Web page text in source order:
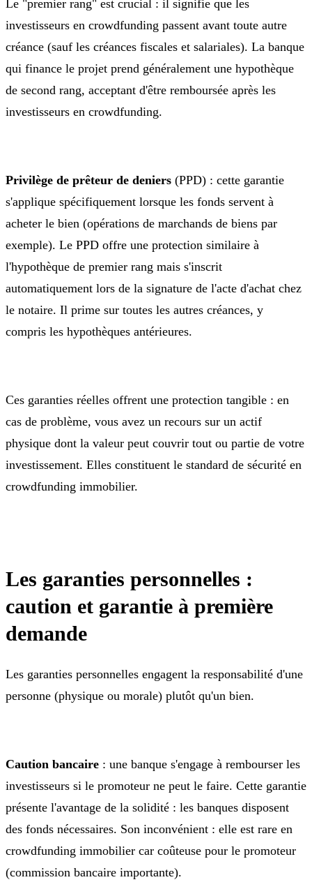
Le "premier rang" est crucial : il signifie que les
investisseurs en crowdfunding passent avant toute autre
créance (sauf les créances fiscales et salariales). La banque
qui finance le projet prend généralement une hypothèque
de second rang, acceptant d'être remboursée après les
investisseurs en crowdfunding.
Privilège de prêteur de deniers (PPD) : cette garantie
s'applique spécifiquement lorsque les fonds servent à
acheter le bien (opérations de marchands de biens par
exemple). Le PPD offre une protection similaire à
l'hypothèque de premier rang mais s'inscrit
automatiquement lors de la signature de l'acte d'achat chez
le notaire. Il prime sur toutes les autres créances, y
compris les hypothèques antérieures.
Ces garanties réelles offrent une protection tangible : en
cas de problème, vous avez un recours sur un actif
physique dont la valeur peut couvrir tout ou partie de votre
investissement. Elles constituent le standard de sécurité en
crowdfunding immobilier.
Les garanties personnelles :
caution et garantie à première
demande
Les garanties personnelles engagent la responsabilité d'une
personne (physique ou morale) plutôt qu'un bien.
Caution bancaire : une banque s'engage à rembourser les
investisseurs si le promoteur ne peut le faire. Cette garantie
présente l'avantage de la solidité : les banques disposent
des fonds nécessaires. Son inconvénient : elle est rare en
crowdfunding immobilier car coûteuse pour le promoteur
(commission bancaire importante).